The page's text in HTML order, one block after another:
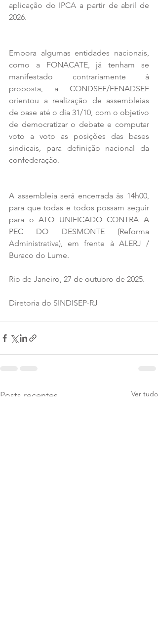
aplicação do IPCA a partir de abril de
2026.
Embora algumas entidades nacionais,
como a FONACATE, já tenham se
manifestado contrariamente à
proposta, a CONDSEF/FENADSEF
orientou a realização de assembleias
de base até o dia 31/10, com o objetivo
de democratizar o debate e computar
voto a voto as posições das bases
sindicais, para definição nacional da
confederação.
A assembleia será encerrada às 14h00,
para que todas e todos possam seguir
para o ATO UNIFICADO CONTRA A
PEC DO DESMONTE (Reforma
Administrativa), em frente à ALERJ /
Buraco do Lume.
Rio de Janeiro, 27 de outubro de 2025.
Diretoria do SINDISEP-RJ
Posts recentes Ver tudo